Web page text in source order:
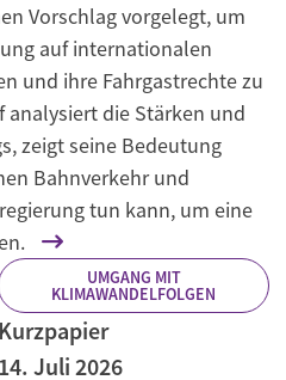
Vorschlag vorgelegt, um
auf internationalen
und ihre Fahrgastrechte zu
analysiert die Stärken und
zeigt seine Bedeutung
Bahnverkehr und
tun kann, um eine
UMGANG MIT
KLIMAWANDELFOLGEN
Kurzpapier
14. Juli 2026